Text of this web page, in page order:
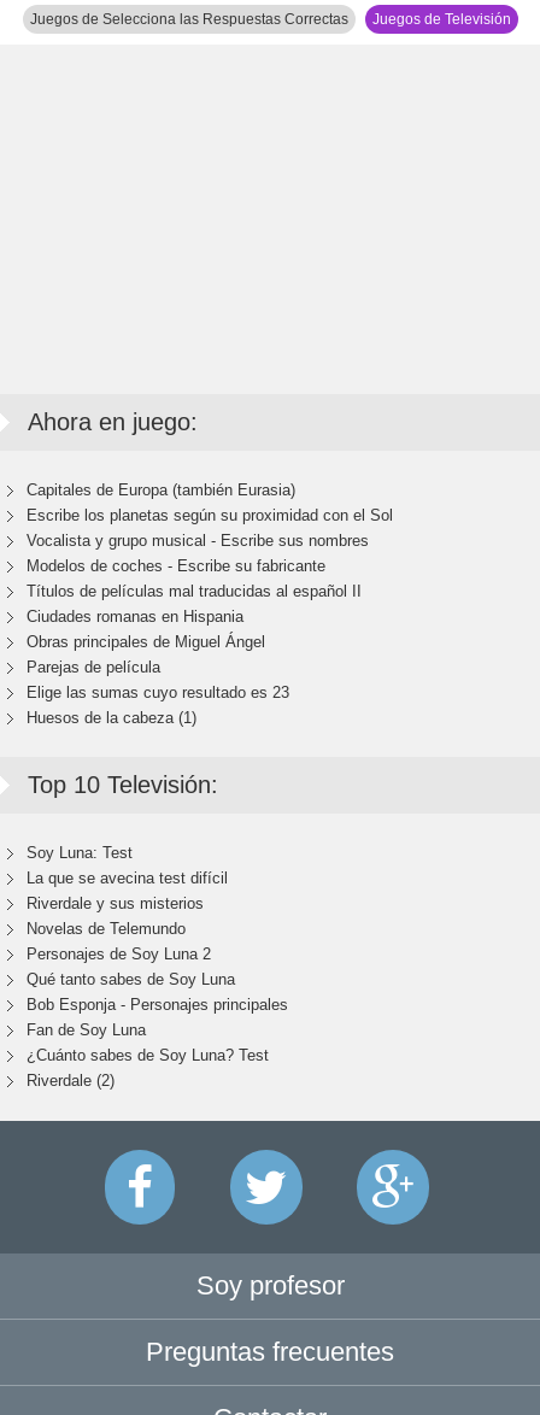
Juegos de Selecciona las Respuestas Correctas Juegos de Televisión
Ahora en juego:
Capitales de Europa (también Eurasia)
Escribe los planetas según su proximidad con el Sol
Vocalista y grupo musical - Escribe sus nombres
Modelos de coches - Escribe su fabricante
Títulos de películas mal traducidas al español II
Ciudades romanas en Hispania
Obras principales de Miguel Ángel
Parejas de película
Elige las sumas cuyo resultado es 23
Huesos de la cabeza (1)
Top 10 Televisión:
Soy Luna: Test
La que se avecina test difícil
Riverdale y sus misterios
Novelas de Telemundo
Personajes de Soy Luna 2
Qué tanto sabes de Soy Luna
Bob Esponja - Personajes principales
Fan de Soy Luna
¿Cuánto sabes de Soy Luna? Test
Riverdale (2)
Soy profesor
Preguntas frecuentes